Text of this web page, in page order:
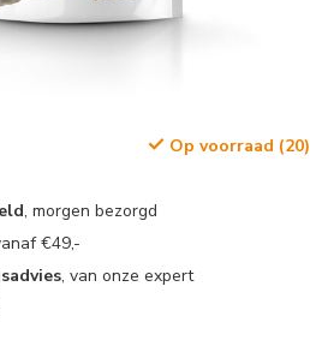
Op voorraad (20)
, morgen bezorgd
€49,-
, van onze expert